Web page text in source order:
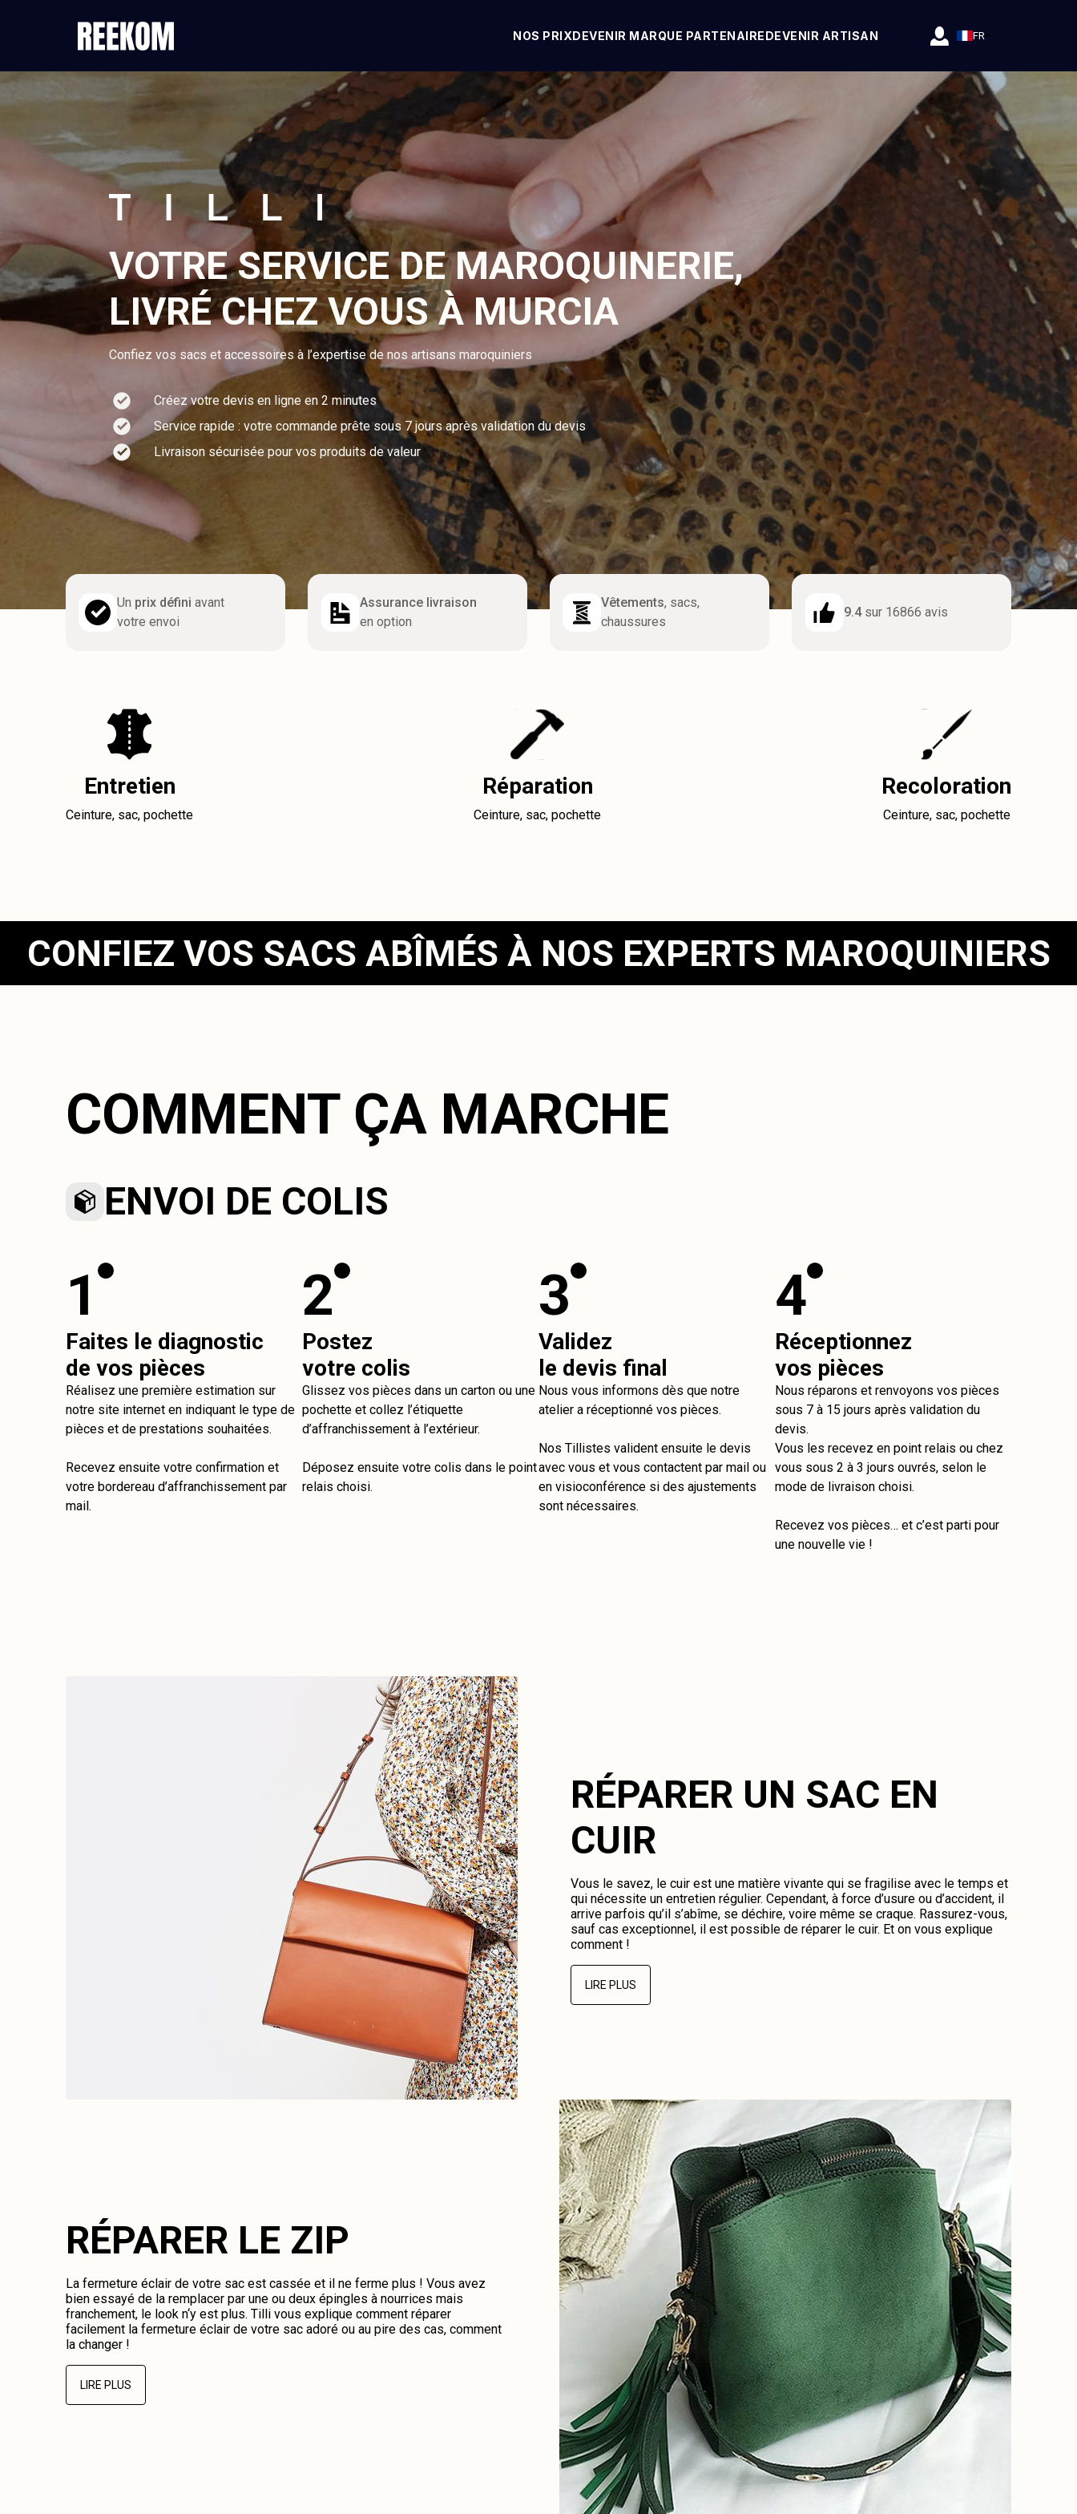
NOS PRIXDEVENIR MARQUE PARTENAIREDEVENIR ARTISAN FR
VOTRE SERVICE DE MAROQUINERIE,
LIVRÉ CHEZ VOUS À MURCIA
Confiez vos sacs et accessoires à l’expertise de nos artisans maroquiniers
Créez votre devis en ligne en 2 minutes
Service rapide : votre commande prête sous 7 jours après validation du devis
Livraison sécurisée pour vos produits de valeur
Un prix défini avant
votre envoi
Assurance livraison
en option
Vêtements, sacs,
chaussures
9.4sur 16866 avis
Entretien
Ceinture, sac, pochette
Réparation
Ceinture, sac, pochette
Recoloration
Ceinture, sac, pochette
CONFIEZ VOS SACS ABÎMÉS À NOS EXPERTS MAROQUINIERS
COMMENT ÇA MARCHE
ENVOI DE COLIS
1
Faites le diagnostic
de vos pièces
Réalisez une première estimation sur
notre site internet en indiquant le type de
pièces et de prestations souhaitées.
Recevez ensuite votre confirmation et
votre bordereau d’affranchissement par
mail.
2
Postez
votre colis
Glissez vos pièces dans un carton ou une
pochette et collez l’étiquette
d’affranchissement à l’extérieur.
Déposez ensuite votre colis dans le point
relais choisi.
3
Validez
le devis final
Nous vous informons dès que notre
atelier a réceptionné vos pièces.
Nos Tillistes valident ensuite le devis
avec vous et vous contactent par mail ou
en visioconférence si des ajustements
sont nécessaires.
4
Réceptionnez
vos pièces
Nous réparons et renvoyons vos pièces
sous 7 à 15 jours après validation du
devis.
Vous les recevez en point relais ou chez
vous sous 2 à 3 jours ouvrés, selon le
mode de livraison choisi.
Recevez vos pièces… et c’est parti pour
une nouvelle vie !
RÉPARER UN SAC EN
CUIR
Vous le savez, le cuir est une matière vivante qui se fragilise avec le temps et
qui nécessite un entretien régulier. Cependant, à force d’usure ou d’accident, il
arrive parfois qu’il s’abîme, se déchire, voire même se craque. Rassurez-vous,
sauf cas exceptionnel, il est possible de réparer le cuir. Et on vous explique
comment !
LIRE PLUS
RÉPARER LE ZIP
La fermeture éclair de votre sac est cassée et il ne ferme plus ! Vous avez
bien essayé de la remplacer par une ou deux épingles à nourrices mais
franchement, le look n‘y est plus. Tilli vous explique comment réparer
facilement la fermeture éclair de votre sac adoré ou au pire des cas, comment
la changer !
LIRE PLUS